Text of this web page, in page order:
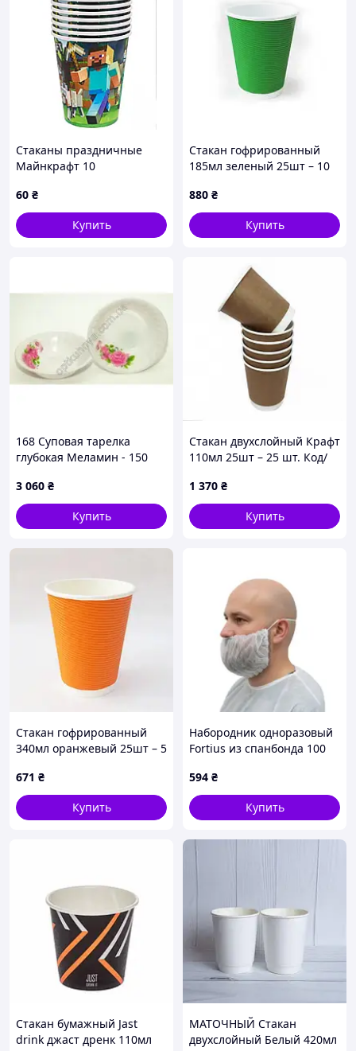
Стаканы праздничные
Майнкрафт 10
60 ₴
Купить
Стакан гофрированный
185мл зеленый 25шт – 10
880 ₴
Купить
168 Суповая тарелка
глубокая Меламин - 150
3 060 ₴
Купить
Стакан двухслойный Крафт
110мл 25шт – 25 шт. Код/
1 370 ₴
Купить
Стакан гофрированный
340мл оранжевый 25шт – 5
671 ₴
Купить
Набородник одноразовый
Fortius из спанбонда 100
Артикул fortius100
594 ₴
Купить
Стакан бумажный Jast
drink джаст дренк 110мл
МАТОЧНЫЙ Стакан
двухслойный Белый 420мл